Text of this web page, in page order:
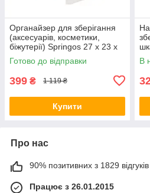
Органайзер для зберігання
(аксесуарів, косметики,
біжутерії) Springos 27 x 23 x
20 см HA1090
Готово до відправки
399 ₴ 1 119 ₴
Купити
В
Про нас
90% позитивних з 1829 відгуків
Працює з 26.01.2015